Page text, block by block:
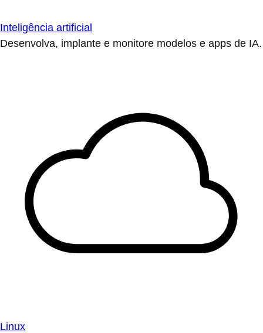
Inteligência artificial
Desenvolva, implante e monitore modelos e apps de IA.
Linux